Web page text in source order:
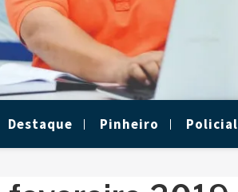
Destaque Pinheiro Policial